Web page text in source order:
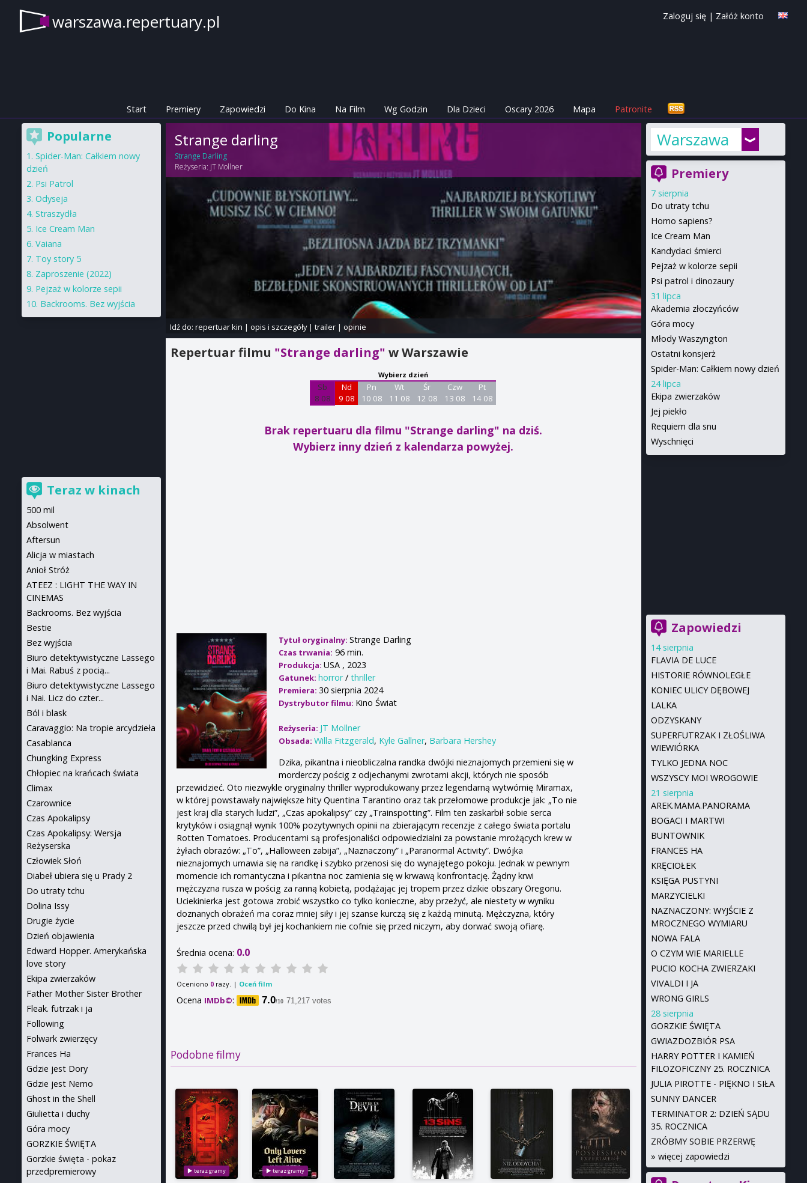
warszawa.repertuary.pl Zaloguj się | Załóż konto
Start Premiery Zapowiedzi Do Kina Na Film Wg Godzin Dla Dzieci Oscary 2026 Mapa Patronite
Strange darling
Strange Darling
Reżyseria: JT Mollner
Idź do: repertuar kin | opis i szczegóły| trailer| opinie
Repertuar filmu "Strange darling"w Warszawie
Wybierz dzień
Sb
8 08
Nd
9 08
Pn
10 08
Wt
11 08
Śr
12 08
Czw
13 08
Pt
14 08
Brak repertuaru dla filmu "Strange darling" na dziś.
Wybierz inny dzień z kalendarza powyżej.
Tytuł oryginalny:Strange Darling
Czas trwania: 96 min.
Produkcja:USA , 2023
Gatunek:horror/thriller
Premiera:30 sierpnia 2024
Dystrybutor filmu: Kino Świat
Reżyseria: JT Mollner
Obsada:Willa Fitzgerald, Kyle Gallner, Barbara Hershey
Dzika, pikantna i nieobliczalna randka dwójki nieznajomych przemieni się w
morderczy pościg z odjechanymi zwrotami akcji, których nie sposób
przewidzieć. Oto niezwykle oryginalny thriller wyprodukowany przez legendarną wytwórnię Miramax,
w której powstawały największe hity Quentina Tarantino oraz tak przełomowe produkcje jak: „To nie
jest kraj dla starych ludzi”, „Czas apokalipsy” czy „Trainspotting”. Film ten zaskarbił sobie serca
krytyków i osiągnął wynik 100% pozytywnych opinii na zbierającym recenzje z całego świata portalu
Rotten Tomatoes. Producentami są profesjonaliści odpowiedzialni za powstanie mrożących krew w
żyłach obrazów: „To”, „Halloween zabija”, „Naznaczony” i „Paranormal Activity”. Dwójka
nieznajomych umawia się na randkę i szybko przenosi się do wynajętego pokoju. Jednak w pewnym
momencie ich romantyczna i pikantna noc zamienia się w krwawą konfrontację. Żądny krwi
mężczyzna rusza w pościg za ranną kobietą, podążając jej tropem przez dzikie obszary Oregonu.
Uciekinierka jest gotowa zrobić wszystko co tylko konieczne, aby przeżyć, ale niestety w wyniku
doznanych obrażeń ma coraz mniej siły i jej szanse kurczą się z każdą minutą. Mężczyzna, który
jeszcze przed chwilą był jej kochankiem nie cofnie się przed niczym, aby dorwać swoją ofiarę.
Średnia ocena: 0.0
Oceniono 0 razy. | Oceń film
Ocena IMDb©: 7.0/10 71,217 votes
Podobne filmy
Warszawa
Premiery
7 sierpnia
Do utraty tchu
Homo sapiens?
Ice Cream Man
Kandydaci śmierci
Pejzaż w kolorze sepii
Psi patrol i dinozaury
31 lipca
Akademia złoczyńców
Góra mocy
Młody Waszyngton
Ostatni konsjerż
Spider-Man: Całkiem nowy dzień
24 lipca
Ekipa zwierzaków
Jej piekło
Requiem dla snu
Wyschnięci
Zapowiedzi
14 sierpnia
FLAVIA DE LUCE
HISTORIE RÓWNOLEGŁE
KONIEC ULICY DĘBOWEJ
LALKA
ODZYSKANY
SUPERFUTRZAK I ZŁOŚLIWA
WIEWIÓRKA
TYLKO JEDNA NOC
WSZYSCY MOI WROGOWIE
21 sierpnia
AREK.MAMA.PANORAMA
BOGACI I MARTWI
BUNTOWNIK
FRANCES HA
KRĘCIOŁEK
KSIĘGA PUSTYNI
MARZYCIELKI
NAZNACZONY: WYJŚCIE Z
MROCZNEGO WYMIARU
NOWA FALA
O CZYM WIE MARIELLE
PUCIO KOCHA ZWIERZAKI
VIVALDI I JA
WRONG GIRLS
28 sierpnia
GORZKIE ŚWIĘTA
GWIAZDOZBIÓR PSA
HARRY POTTER I KAMIEŃ
FILOZOFICZNY 25. ROCZNICA
JULIA PIROTTE - PIĘKNO I SIŁA
SUNNY DANCER
TERMINATOR 2: DZIEŃ SĄDU
35. ROCZNICA
ZRÓBMY SOBIE PRZERWĘ
» więcej zapowiedzi
Popularne
Spider-Man: Całkiem nowy
dzień
Psi Patrol
Odyseja
Straszydła
Ice Cream Man
Vaiana
Toy story 5
Zaproszenie (2022)
Pejzaż w kolorze sepii
Backrooms. Bez wyjścia
Teraz w kinach
500 mil
Absolwent
Aftersun
Alicja w miastach
Anioł Stróż
ATEEZ : LIGHT THE WAY IN
CINEMAS
Backrooms. Bez wyjścia
Bestie
Bez wyjścia
Biuro detektywistyczne Lassego
i Mai. Rabuś z pocią...
Biuro detektywistyczne Lassego
i Nai. Licz do czter...
Ból i blask
Caravaggio: Na tropie arcydzieła
Casablanca
Chungking Express
Chłopiec na krańcach świata
Climax
Czarownice
Czas Apokalipsy
Czas Apokalipsy: Wersja
Reżyserska
Człowiek Słoń
Diabeł ubiera się u Prady 2
Do utraty tchu
Dolina Issy
Drugie życie
Dzień objawienia
Edward Hopper. Amerykańska
love story
Ekipa zwierzaków
Father Mother Sister Brother
Fleak. futrzak i ja
Following
Folwark zwierzęcy
Frances Ha
Gdzie jest Dory
Gdzie jest Nemo
Ghost in the Shell
Giulietta i duchy
Góra mocy
GORZKIE ŚWIĘTA
Gorzkie święta - pokaz
przedpremierowy